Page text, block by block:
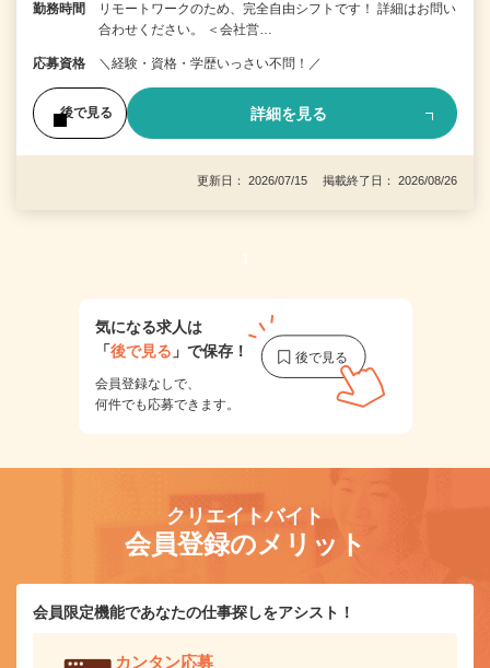
勤務時間
リモートワークのため、完全自由シフトです！ 詳細はお問い
合わせください。 ＜会社営…
応募資格 ＼経験・資格・学歴いっさい不問！／
後で見る 詳細を見る
更新日： 2026/07/15 掲載終了日： 2026/08/26
1
気になる求人は
「後で見る 」で保存！
会員登録なしで、
何件でも応募できます。
クリエイトバイト
会員登録のメリット
会員限定機能であなたの仕事探しをアシスト！
カンタン応募